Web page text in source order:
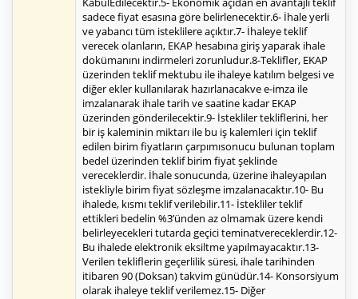
sadece fiyat esasına göre belirlenecektir.6- İhale yerli
ve yabancı tüm isteklilere açıktır.7- İhaleye teklif
verecek olanların, EKAP hesabına giriş yaparak ihale
dokümanını indirmeleri zorunludur.8-Teklifler, EKAP
üzerinden teklif mektubu ile ihaleye katılım belgesi ve
diğer ekler kullanılarak hazırlanacakve e-imza ile
imzalanarak ihale tarih ve saatine kadar EKAP
üzerinden gönderilecektir.9- İstekliler tekliflerini, her
bir iş kaleminin miktarı ile bu iş kalemleri için teklif
edilen birim fiyatların çarpımısonucu bulunan toplam
bedel üzerinden teklif birim fiyat şeklinde
vereceklerdir. İhale sonucunda, üzerine ihaleyapılan
istekliyle birim fiyat sözleşme imzalanacaktır.10- Bu
ihalede, kısmı teklif verilebilir.11- İstekliler teklif
ettikleri bedelin %3’ünden az olmamak üzere kendi
belirleyecekleri tutarda geçici teminatvereceklerdir.12-
Bu ihalede elektronik eksiltme yapılmayacaktır.13-
Verilen tekliflerin geçerlilik süresi, ihale tarihinden
itibaren 90 (Doksan) takvim günüdür.14- Konsorsiyum
olarak ihaleye teklif verilemez.15- Diğer